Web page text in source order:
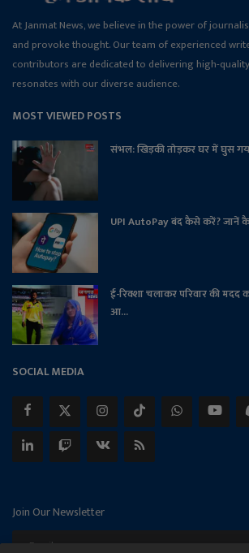
At Janmat News, we believe in the power of
and provoke thought. Our team of experienced
contributors are dedicated to delivering high-
resonates with our diverse audience.
MOST VIEWED POSTS
संभल: खिड़की तोड़कर घर में घुस
UPI AutoPay बंद कैसे करें? जानें
ई-रिक्शा चलाकर परिवार की मदद
आ...
SOCIAL MEDIA
Join Our Newsletter